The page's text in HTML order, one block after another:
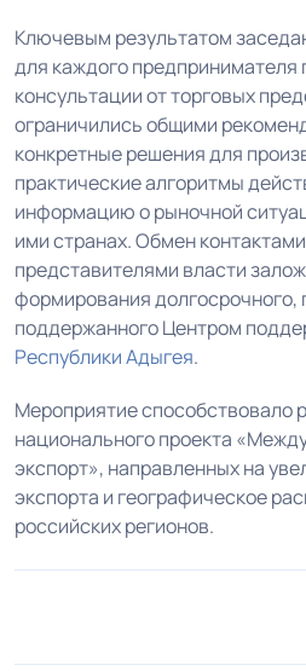
Ключевым результатом
для каждого предпринимателя
консультации от торговых
ограничились общими
конкретные решения для
практические алгоритмы
информацию о рыночной
ими странах. Обмен
представителями власти
формирования долгосрочного,
поддержанного Центром
Республики Адыгея.
Мероприятие способствовало
национального проекта
экспорт», направленных на
экспорта и географическое
российских регионов.